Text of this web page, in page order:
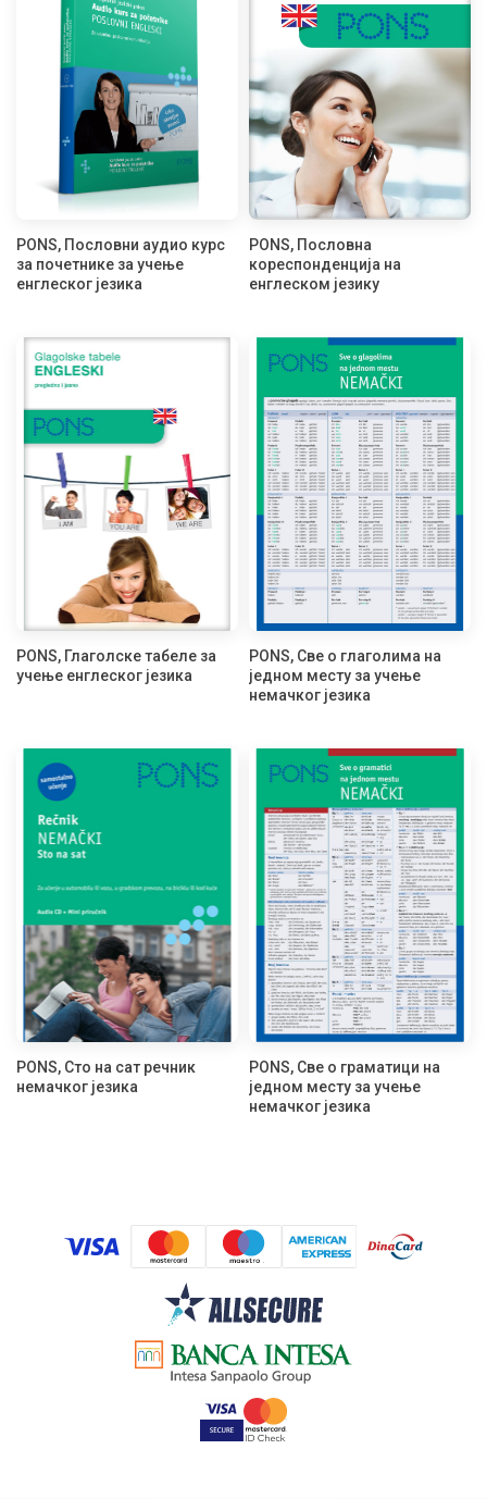
PONS, Пословни аудио курс
за почетнике за учење
енглеског језика
PONS, Пословна
кореспонденција на
енглеском језику
PONS, Глаголске табеле за
учење енглеског језика
PONS, Све о глаголима на
једном месту за учење
немачког језика
PONS, Сто на сат речник
немачког језика
PONS, Све о граматици на
једном месту за учење
немачког језика